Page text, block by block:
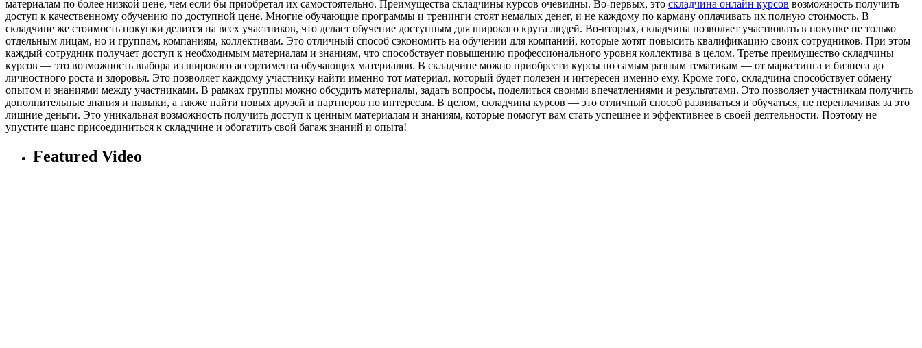
материалам по более низкой цене, чем если бы приобретал их самостоятельно. Преимущества складчины курсов очевидны. Во-первых, это складчина онлайн курсов возможность получить
доступ к качественному обучению по доступной цене. Многие обучающие программы и тренинги стоят немалых денег, и не каждому по карману оплачивать их полную стоимость. В
складчине же стоимость покупки делится на всех участников, что делает обучение доступным для широкого круга людей. Во-вторых, складчина позволяет участвовать в покупке не только
отдельным лицам, но и группам, компаниям, коллективам. Это отличный способ сэкономить на обучении для компаний, которые хотят повысить квалификацию своих сотрудников. При этом
каждый сотрудник получает доступ к необходимым материалам и знаниям, что способствует повышению профессионального уровня коллектива в целом. Третье преимущество складчины
курсов — это возможность выбора из широкого ассортимента обучающих материалов. В складчине можно приобрести курсы по самым разным тематикам — от маркетинга и бизнеса до
личностного роста и здоровья. Это позволяет каждому участнику найти именно тот материал, который будет полезен и интересен именно ему. Кроме того, складчина способствует обмену
опытом и знаниями между участниками. В рамках группы можно обсудить материалы, задать вопросы, поделиться своими впечатлениями и результатами. Это позволяет участникам получить
дополнительные знания и навыки, а также найти новых друзей и партнеров по интересам. В целом, складчина курсов — это отличный способ развиваться и обучаться, не переплачивая за это
лишние деньги. Это уникальная возможность получить доступ к ценным материалам и знаниям, которые помогут вам стать успешнее и эффективнее в своей деятельности. Поэтому не
упустите шанс присоединиться к складчине и обогатить свой багаж знаний и опыта!
Featured Video